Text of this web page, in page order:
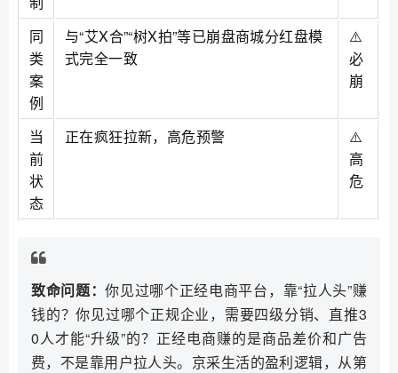
同
类
案
例
与“艾X合”“树X拍”等已崩盘商城分红盘模
式完全一致
⚠️
必
崩
当
前
状
态
正在疯狂拉新，高危预警
⚠️
高
危
致命问题：你见过哪个正经电商平台，靠“拉人头”赚
钱的？你见过哪个正规企业，需要四级分销、直推3
0人才能“升级”的？正经电商赚的是商品差价和广告
费，不是靠用户拉人头。京采生活的盈利逻辑，从第